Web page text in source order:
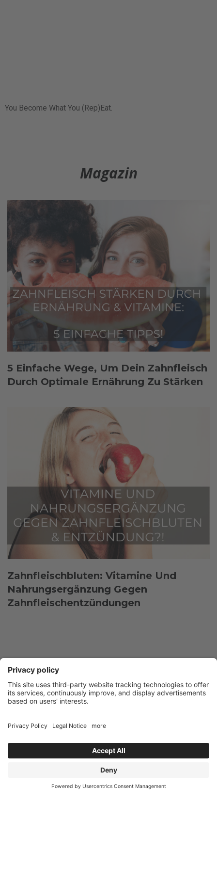
You Become What You (Rep)Eat.
Magazin
5 Einfache Wege, Um Dein Zahnfleisch
Durch Optimale Ernährung Zu Stärken
Zahnfleischbluten: Vitamine Und
Nahrungsergänzung Gegen
Zahnfleischentzündungen